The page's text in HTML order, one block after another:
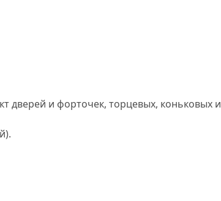
дверей и форточек, торцевых, коньковых и